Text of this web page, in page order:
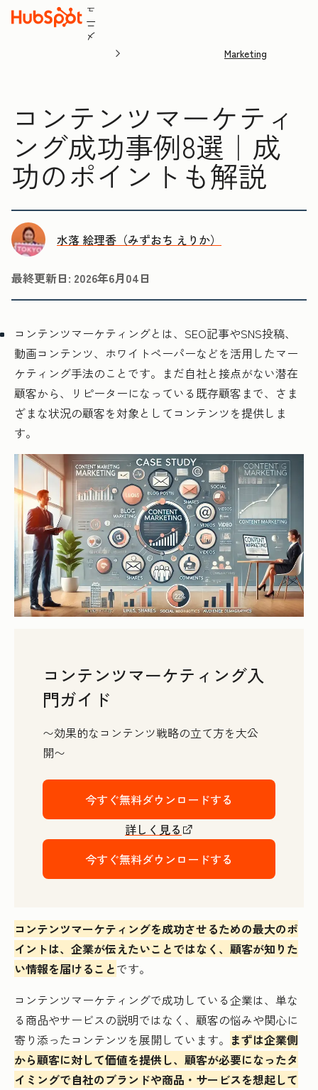
メ
ニ
ュ
Marketing
コンテンツマーケティ
ング成功事例8選｜成
功のポイントも解説
水落 絵理香（みずおち えりか）
最終更新日: 2026年6月04日
コンテンツマーケティングとは、SEO記事やSNS投稿、
動画コンテンツ、ホワイトペーパーなどを活用したマー
ケティング手法のことです。まだ自社と接点がない潜在
顧客から、リピーターになっている既存顧客まで、さま
ざまな状況の顧客を対象としてコンテンツを提供しま
す。
コンテンツマーケティング入
門ガイド
〜効果的なコンテンツ戦略の立て方を大公
開〜
今すぐ無料ダウンロードする
詳しく見る
今すぐ無料ダウンロードする
コンテンツマーケティングを成功させるための最大のポ
イントは、企業が伝えたいことではなく、顧客が知りた
い情報を届けることです。
コンテンツマーケティングで成功している企業は、単な
る商品やサービスの説明ではなく、顧客の悩みや関心に
寄り添ったコンテンツを展開しています。 まずは企業側
から顧客に対して価値を提供し、顧客が必要になったタ
イミングで自社のブランドや商品・サービスを想起して